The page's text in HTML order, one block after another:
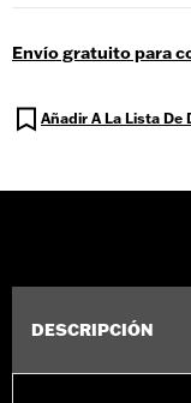
Envío gratuito para
Añadir A La Lista De
DESCRIPCIÓN